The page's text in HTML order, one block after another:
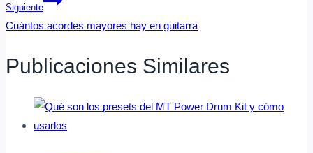
Entradas
Siguiente
Cuántos acordes mayores hay en guitarra
Publicaciones Similares